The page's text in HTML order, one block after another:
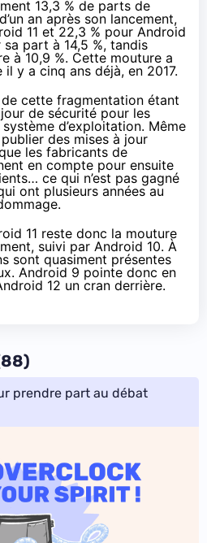
13,3 % de parts de
un an après son lancement,
11 et 22,3 % pour Android
part à 14,5 %, tandis
à 10,9 %. Cette mouture a
y a cinq ans déjà, en 2017.
cette fragmentation étant
de sécurité pour les
d’exploitation. Même
des mises à jour
les fabricants de
en compte pour ensuite
ce qui n’est pas gagné
ont plusieurs années au
11 reste donc la mouture
suivi par Android 10. À
sont quasiment présentes
Android 9 pointe donc en
12 un cran derrière.
prendre part au débat